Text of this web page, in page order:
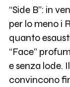
“Side B”: in
per lo meno i
quanto
“Face”
e senza lode.
convincono